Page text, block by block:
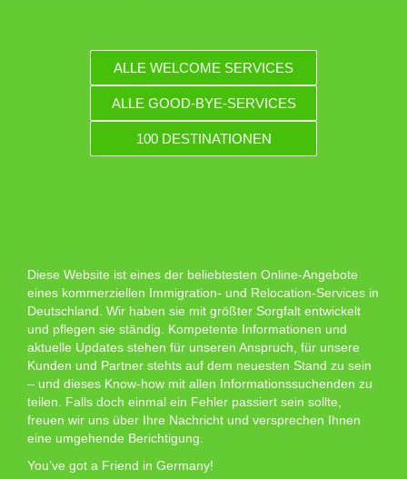
ALLE WELCOME SERVICES
ALLE GOOD-BYE-SERVICES
100 DESTINATIONEN
Diese Website ist eines der beliebtesten Online-Angebote
eines kommerziellen Immigration- und Relocation-Services in
Deutschland. Wir haben sie mit größter Sorgfalt entwickelt
und pflegen sie ständig. Kompetente Informationen und
aktuelle Updates stehen für unseren Anspruch, für unsere
Kunden und Partner stehts auf dem neuesten Stand zu sein
– und dieses Know-how mit allen Informationssuchenden zu
teilen. Falls doch einmal ein Fehler passiert sein sollte,
freuen wir uns über Ihre Nachricht und versprechen Ihnen
eine umgehende Berichtigung.
You’ve got a Friend in Germany!